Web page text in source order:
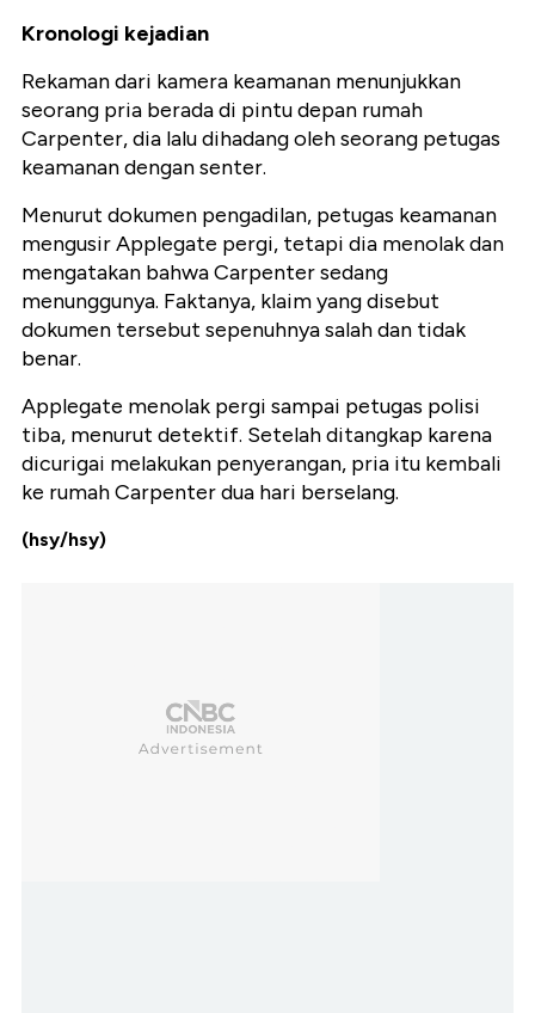
Kronologi kejadian
Rekaman dari kamera keamanan menunjukkan
seorang pria berada di pintu depan rumah
Carpenter, dia lalu dihadang oleh seorang petugas
keamanan dengan senter.
Menurut dokumen pengadilan, petugas keamanan
mengusir Applegate pergi, tetapi dia menolak dan
mengatakan bahwa Carpenter sedang
menunggunya. Faktanya, klaim yang disebut
dokumen tersebut sepenuhnya salah dan tidak
benar.
Applegate menolak pergi sampai petugas polisi
tiba, menurut detektif. Setelah ditangkap karena
dicurigai melakukan penyerangan, pria itu kembali
ke rumah Carpenter dua hari berselang.
(hsy/hsy)